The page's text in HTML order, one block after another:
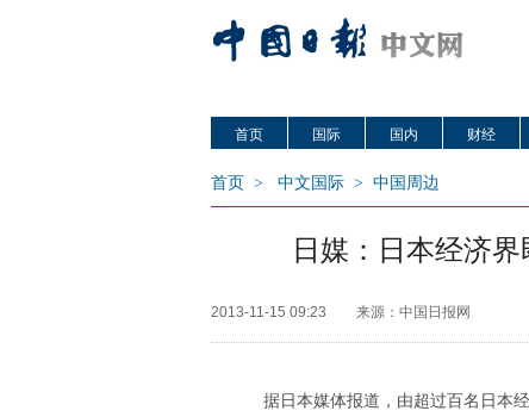
首页 国际 国内 财经
首页 > 中文国际 > 中国周边
日媒：日本经济
2013-11-15 09:23 来源：中国日报网
据日本媒体报道，由超过百名日本